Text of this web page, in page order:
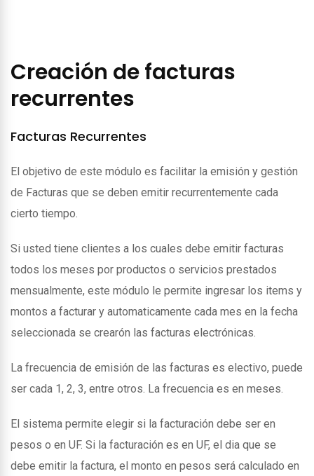
Creación de facturas
recurrentes
Facturas Recurrentes
El objetivo de este módulo es facilitar la emisión y gestión
de Facturas que se deben emitir recurrentemente cada
cierto tiempo.
Si usted tiene clientes a los cuales debe emitir facturas
todos los meses por productos o servicios prestados
mensualmente, este módulo le permite ingresar los items y
montos a facturar y automaticamente cada mes en la fecha
seleccionada se crearón las facturas electrónicas.
La frecuencia de emisión de las facturas es electivo, puede
ser cada 1, 2, 3, entre otros. La frecuencia es en meses.
El sistema permite elegir si la facturación debe ser en
pesos o en UF. Si la facturación es en UF, el dia que se
debe emitir la factura, el monto en pesos será calculado en